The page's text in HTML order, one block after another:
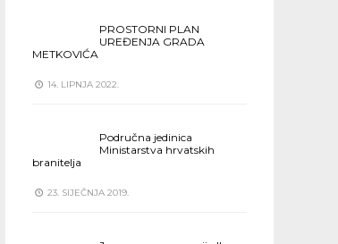
PROSTORNI PLAN
UREĐENJA GRADA
METKOVIĆA
14. LIPNJA 2022.
Područna jedinica
Ministarstva hrvatskih
branitelja
23. SIJEČNJA 2019.